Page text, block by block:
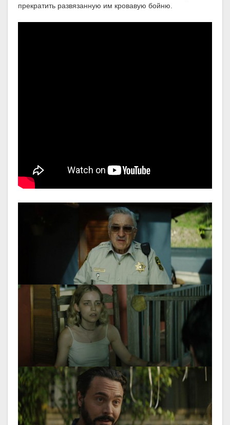
прекратить развязанную им кровавую бойню.